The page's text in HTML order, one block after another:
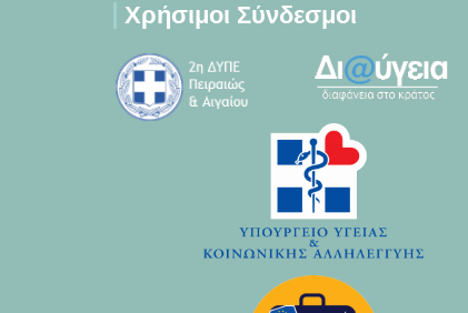
Χρήσιμοι Σύνδεσμοι